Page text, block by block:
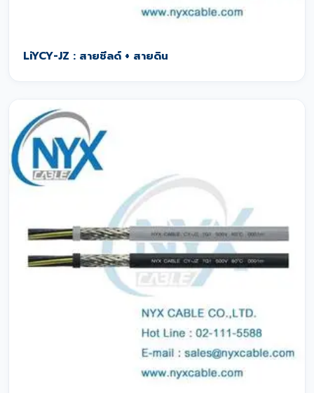
LiYCY-JZ : สายชีลด์ + สายดิน